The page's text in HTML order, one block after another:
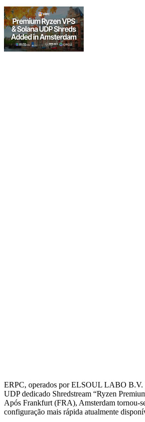
ERPC, operados por ELSOUL LABO B.V.
UDP dedicado Shredstream “Ryzen
Após Frankfurt (FRA), Amsterdam tornou-
configuração mais rápida atualmente